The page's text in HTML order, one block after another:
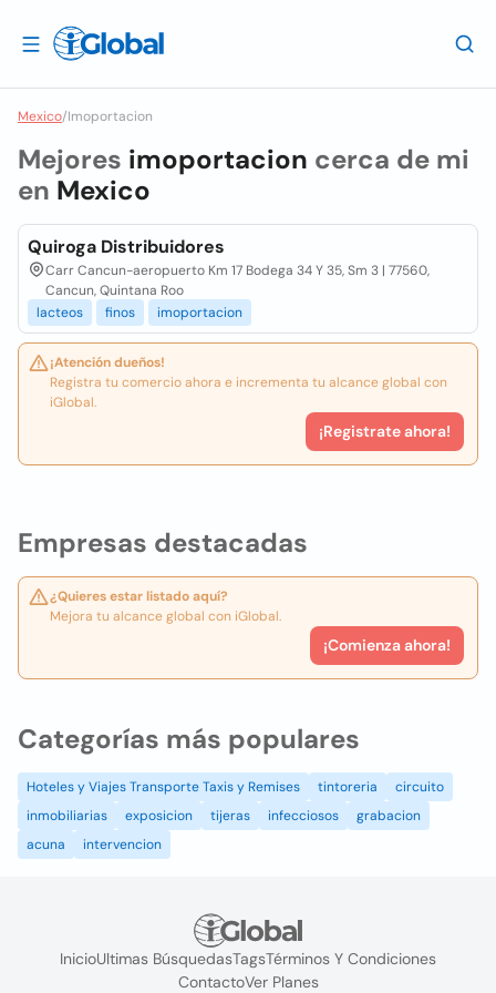
Mexico/Imoportacion
Empresas destacadas
¿Quieres estar listado aquí?
Mejora tu alcance global con iGlobal.
¡Comienza ahora!
Mejores imoportacion cerca de mi
en Mexico
Quiroga Distribuidores
Carr Cancun-aeropuerto Km 17 Bodega 34 Y 35, Sm 3 | 77560,
Cancun, Quintana Roo
lacteos
finos imoportacion
¡Atención dueños!
Registra tu comercio ahora e incrementa tu alcance global con
iGlobal.
¡Registrate ahora!
Categorías más populares
Hoteles y Viajes Transporte Taxis y Remises tintoreria
circuito
inmobiliarias
exposicion tijeras infecciosos
grabacion
acuna
intervencion
InicioUltimas BúsquedasTagsTérminos Y Condiciones
ContactoVer Planes